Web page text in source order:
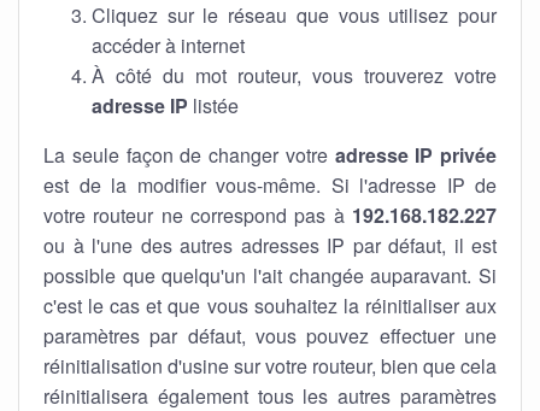
Cliquez sur le réseau que vous utilisez pour
accéder à internet
À côté du mot routeur, vous trouverez votre
adresse IP listée
La seule façon de changer votre adresse IP privée
est de la modifier vous-même. Si l'adresse IP de
votre routeur ne correspond pas à 192.168.182.227
ou à l'une des autres adresses IP par défaut, il est
possible que quelqu'un l'ait changée auparavant. Si
c'est le cas et que vous souhaitez la réinitialiser aux
paramètres par défaut, vous pouvez effectuer une
réinitialisation d'usine sur votre routeur, bien que cela
réinitialisera également tous les autres paramètres